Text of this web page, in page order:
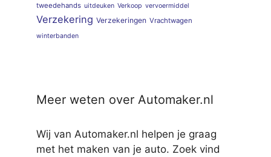
tweedehands uitdeuken Verkoop vervoermiddel
Verzekering Verzekeringen Vrachtwagen
winterbanden
Meer weten over Automaker.nl
Wij van Automaker.nl helpen je graag
met het maken van je auto. Zoek vind